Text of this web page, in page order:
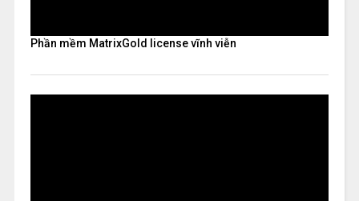
Phần mềm MatrixGold license vĩnh viễn